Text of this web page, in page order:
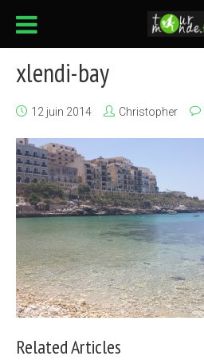
xlendi-bay
12 juin 2014 Christopher
Related Articles